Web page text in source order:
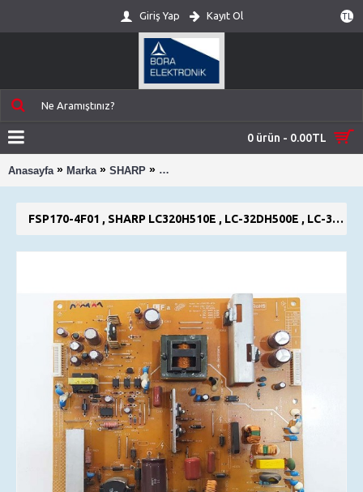
TL
Giriş Yap Kayıt Ol
0 ürün - 0.00TL
Anasayfa » Marka » SHARP » FSP170-4F01 , SHARP LC320H510E ,
FSP170-4F01 , SHARP LC320H510E , LC-32DH500E , LC-32FH500E , POWER BOARD